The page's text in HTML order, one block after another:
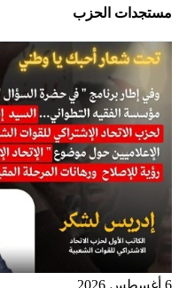
مستجدات الحزب
6 أغسطس 2026